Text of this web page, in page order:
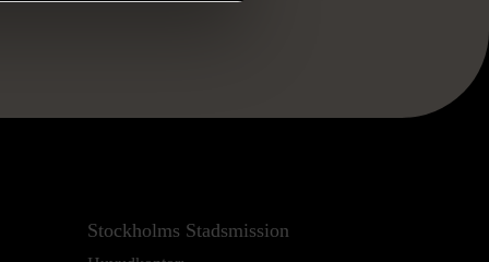
Stockholms Stadsmission